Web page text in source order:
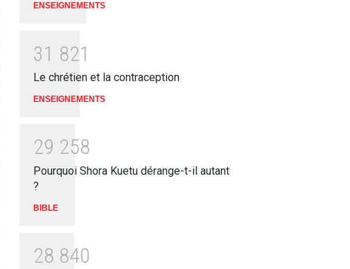
ENSEIGNEMENTS
31 821
Le chrétien et la contraception
ENSEIGNEMENTS
29 258
Pourquoi Shora Kuetu dérange-t-il autant
?
BIBLE
28 840